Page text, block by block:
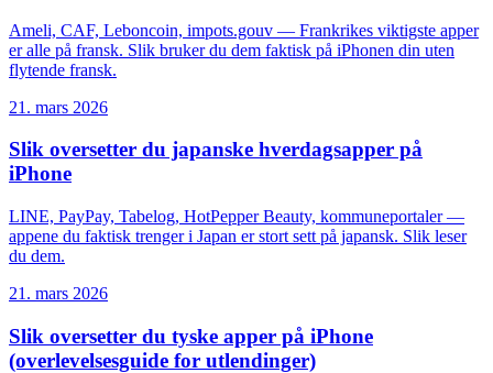
Ameli, CAF, Leboncoin, impots.gouv — Frankrikes viktigste apper
er alle på fransk. Slik bruker du dem faktisk på iPhonen din uten
flytende fransk.
21. mars 2026
Slik oversetter du japanske hverdagsapper på
iPhone
LINE, PayPay, Tabelog, HotPepper Beauty, kommuneportaler —
appene du faktisk trenger i Japan er stort sett på japansk. Slik leser
du dem.
21. mars 2026
Slik oversetter du tyske apper på iPhone
(overlevelsesguide for utlendinger)